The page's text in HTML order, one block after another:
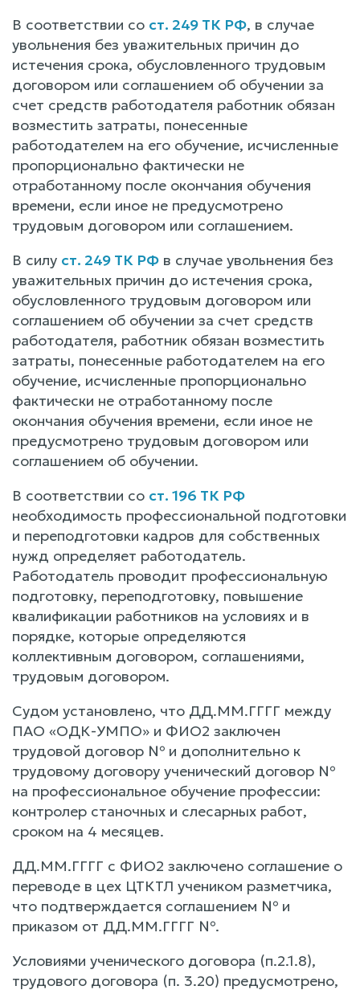
В соответствии со ст. 249 ТК РФ, в случае
увольнения без уважительных причин до
истечения срока, обусловленного трудовым
договором или соглашением об обучении за
счет средств работодателя работник обязан
возместить затраты, понесенные
работодателем на его обучение, исчисленные
пропорционально фактически не
отработанному после окончания обучения
времени, если иное не предусмотрено
трудовым договором или соглашением.
В силу ст. 249 ТК РФ в случае увольнения без
уважительных причин до истечения срока,
обусловленного трудовым договором или
соглашением об обучении за счет средств
работодателя, работник обязан возместить
затраты, понесенные работодателем на его
обучение, исчисленные пропорционально
фактически не отработанному после
окончания обучения времени, если иное не
предусмотрено трудовым договором или
соглашением об обучении.
В соответствии со ст. 196 ТК РФ
необходимость профессиональной подготовки
и переподготовки кадров для собственных
нужд определяет работодатель.
Работодатель проводит профессиональную
подготовку, переподготовку, повышение
квалификации работников на условиях и в
порядке, которые определяются
коллективным договором, соглашениями,
трудовым договором.
Судом установлено, что ДД.ММ.ГГГГ между
ПАО «ОДК-УМПО» и ФИО2 заключен
трудовой договор № и дополнительно к
трудовому договору ученический договор №
на профессиональное обучение профессии:
контролер станочных и слесарных работ,
сроком на 4 месяцев.
ДД.ММ.ГГГГ с ФИО2 заключено соглашение о
переводе в цех ЦТКТЛ учеником разметчика,
что подтверждается соглашением № и
приказом от ДД.ММ.ГГГГ №.
Условиями ученического договора (п.2.1.8),
трудового договора (п. 3.20) предусмотрено,